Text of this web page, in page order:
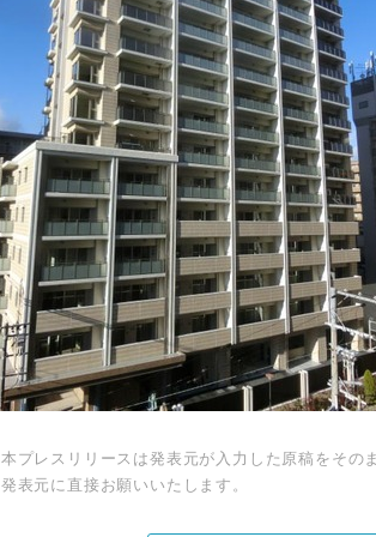
本プレスリリースは発表元が入力した原稿をその
発表元に直接お願いいたします。